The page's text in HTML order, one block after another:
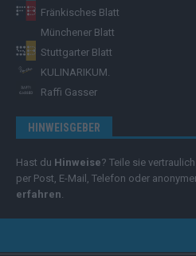
Fränkisches Blatt
Münchener Blatt
Stuttgarter Blatt
KULINARIKUM.
Raffi Gasser
HINWEISGEBER
Hast du Hinweise? Teile sie
per Post, E-Mail, Telefon oder
erfahren.